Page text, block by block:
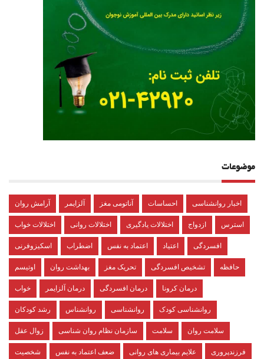
موضوعات
آرامش روان آلزایمر آناتومی مغز احساسات اخبار روانشناسی
اختلالات خواب اختلالات روانی اختلالات یادگیری ازدواج استرس
اسکیزوفرنی اضطراب اعتماد به نفس اعتیاد افسردگی
اوتیسم بهداشت روان تحریک مغز تشخیص افسردگی حافظه
خواب درمان آلزایمر درمان افسردگی درمان کرونا
رشد کودکان روانشناس روانشناسی روانشناسی کودک
زوال عقل سازمان نظام روان شناسی سلامت سلامت روان
شخصیت ضعف اعتماد به نفس علایم بیماری های روانی فرزندپروری